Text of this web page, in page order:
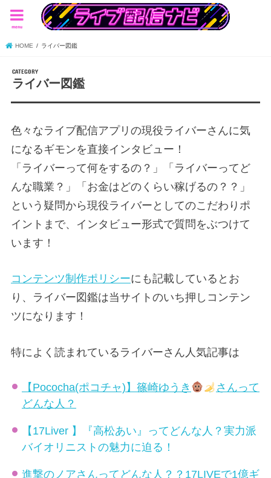
menu
HOME ライバー図鑑
ライバー図鑑
色々なライブ配信アプリの現役ライバーさんに気
になるギモンを直接インタビュー！
「ライバーって何をするの？」「ライバーってど
んな職業？」「お金はどのくらい稼げるの？？」
という疑問から現役ライバーとしてのこだわりポ
イントまで、インタビュー形式で質問をぶつけて
います！
コンテンツ制作ポリシーにも記載しているとお
り、ライバー図鑑は当サイトのいち押しコンテン
ツになります！
特によく読まれているライバーさん人気記事は
【Pococha(ポコチャ)】篠崎ゆうき
さんって
どんな人？
【17Liver 】『高松あい』ってどんな人？実力派
バイオリニストの魅力に迫る！
進撃のノアさんってどんな人？？17LIVEで1億ギ